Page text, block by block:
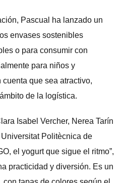
Pascual ha lanzado un
envases sostenibles
o para consumir con
para niños y
que sea atractivo,
de la logística.
Isabel Vercher, Nerea Tarín
Politècnica de
el yogurt que sigue el ritmo”,
practicidad y diversión. Es un